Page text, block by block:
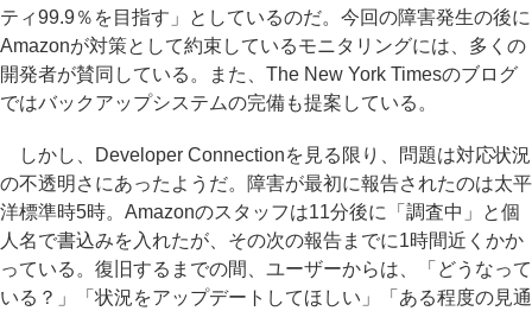
ティ99.9％を目指す」としているのだ。今回の障害発生の後に
Amazonが対策として約束しているモニタリングには、多くの
開発者が賛同している。また、The New York Timesのブログ
ではバックアップシステムの完備も提案している。
しかし、Developer Connectionを見る限り、問題は対応状況
の不透明さにあったようだ。障害が最初に報告されたのは太平
洋標準時5時。Amazonのスタッフは11分後に「調査中」と個
人名で書込みを入れたが、その次の報告までに1時間近くかか
っている。復旧するまでの間、ユーザーからは、「どうなって
いる？」「状況をアップデートしてほしい」「ある程度の見通